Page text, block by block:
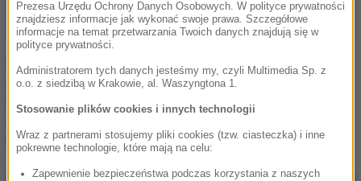
Katarzyna Sokołowska
publikuje wakacyjne
kadry: "Życie bez filtra,
czyli pierwsze wakacje z
dzieckiem" [FOTO]
Klaudia El Dursi
podgrzewa atmosferę.
Modelka pozuje w
bieliźnie! "Nieziemsko
piękna" [WIDEO]
Prezesa Urzędu Ochrony Danych Osobowych. W polityce prywatności
znajdziesz informacje jak wykonać swoje prawa. Szczegółowe
informacje na temat przetwarzania Twoich danych znajdują się w
polityce prywatności.
Administratorem tych danych jesteśmy my, czyli Multimedia Sp. z
o.o. z siedzibą w Krakowie, al. Waszyngtona 1.
Stosowanie plików cookies i innych technologii
Wraz z partnerami stosujemy pliki cookies (tzw. ciasteczka) i inne
pokrewne technologie, które mają na celu:
Zapewnienie bezpieczeństwa podczas korzystania z naszych